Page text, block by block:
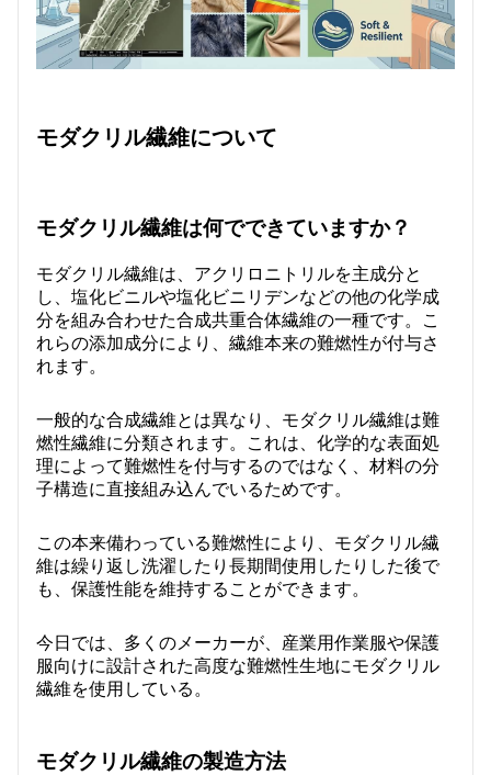
モダクリル繊維について
モダクリル繊維は何でできていますか？
モダクリル繊維は、アクリロニトリルを主成分と
し、塩化ビニルや塩化ビニリデンなどの他の化学成
分を組み合わせた合成共重合体繊維の一種です。こ
れらの添加成分により、繊維本来の難燃性が付与さ
れます。
一般的な合成繊維とは異なり、モダクリル繊維は難
燃性繊維に分類されます。これは、化学的な表面処
理によって難燃性を付与するのではなく、材料の分
子構造に直接組み込んでいるためです。
この本来備わっている難燃性により、モダクリル繊
維は繰り返し洗濯したり長期間使用したりした後で
も、保護性能を維持することができます。
今日では、多くのメーカーが、産業用作業服や保護
服向けに設計された高度な難燃性生地にモダクリル
繊維を使用している。
モダクリル繊維の製造方法